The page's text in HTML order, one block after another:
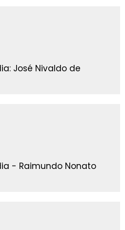
José Nivaldo de
- Raimundo Nonato